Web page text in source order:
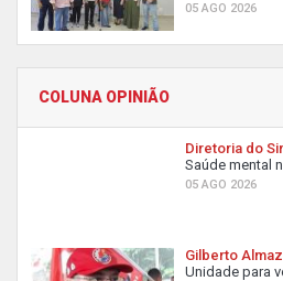
05 AGO 2026
COLUNA OPINIÃO
Diretoria do
Saúde mental
05 AGO 2026
Gilberto
Unidade para